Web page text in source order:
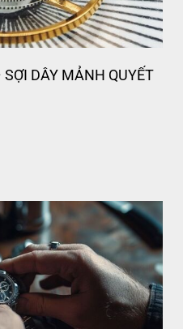
DÂY MẢNH QUYẾT